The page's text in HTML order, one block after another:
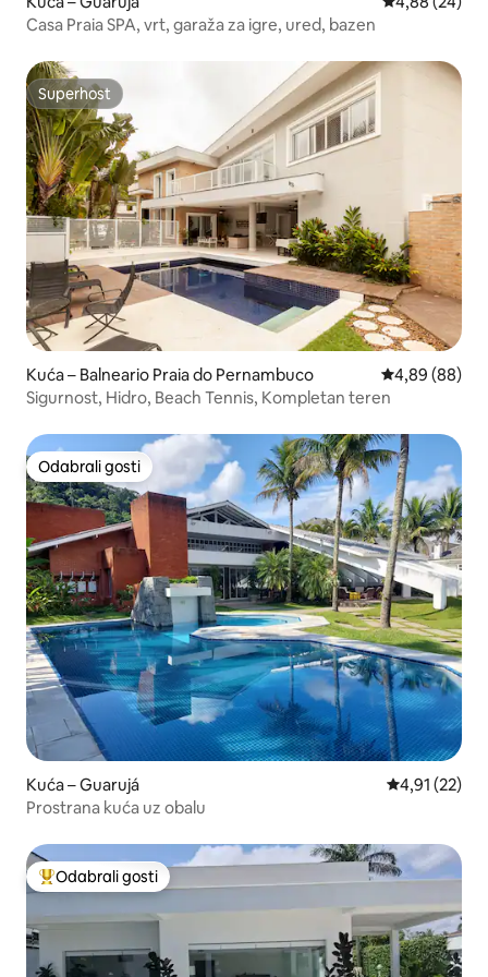
Casa Praia SPA, vrt, garaža za igre, ured, bazen
Superhost
Superhost
Kuća – Balneario Praia do Pernambuco Prosječna
4,89 (88)
Sigurnost, Hidro, Beach Tennis, Kompletan teren
Odabrali gosti
Odabrali gosti
Kuća – Guarujá Prosječna
4,91 (22)
Prostrana kuća uz obalu
Među najviše rangiranima s oznakom „Odabrali gosti”
Odabrali gosti